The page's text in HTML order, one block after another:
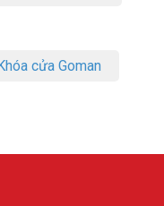
cửa Goman